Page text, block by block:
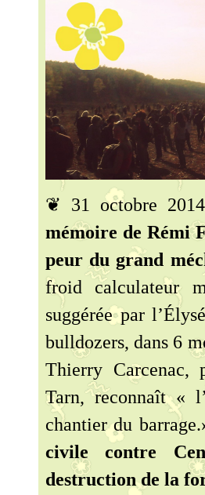
❦ 31 octobre
mémoire de Rémi
peur du grand
froid calculateur
suggérée par
bulldozers, dans 6
Thierry Carcenac,
Tarn, reconnaît «
chantier du
civile contre
destruction de la